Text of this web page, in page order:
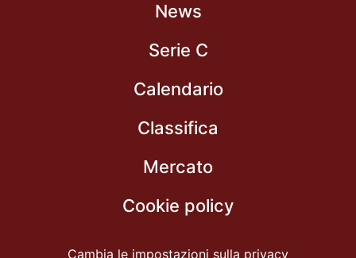
News
Serie C
Calendario
Classifica
Mercato
Cookie policy
Cambia le impostazioni sulla privacy